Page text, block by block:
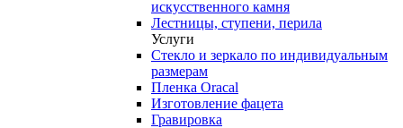
искусственного камня
Лестницы, ступени, перила
Услуги
Стекло и зеркало по индивидуальным
размерам
Пленка Oracal
Изготовление фацета
Гравировка